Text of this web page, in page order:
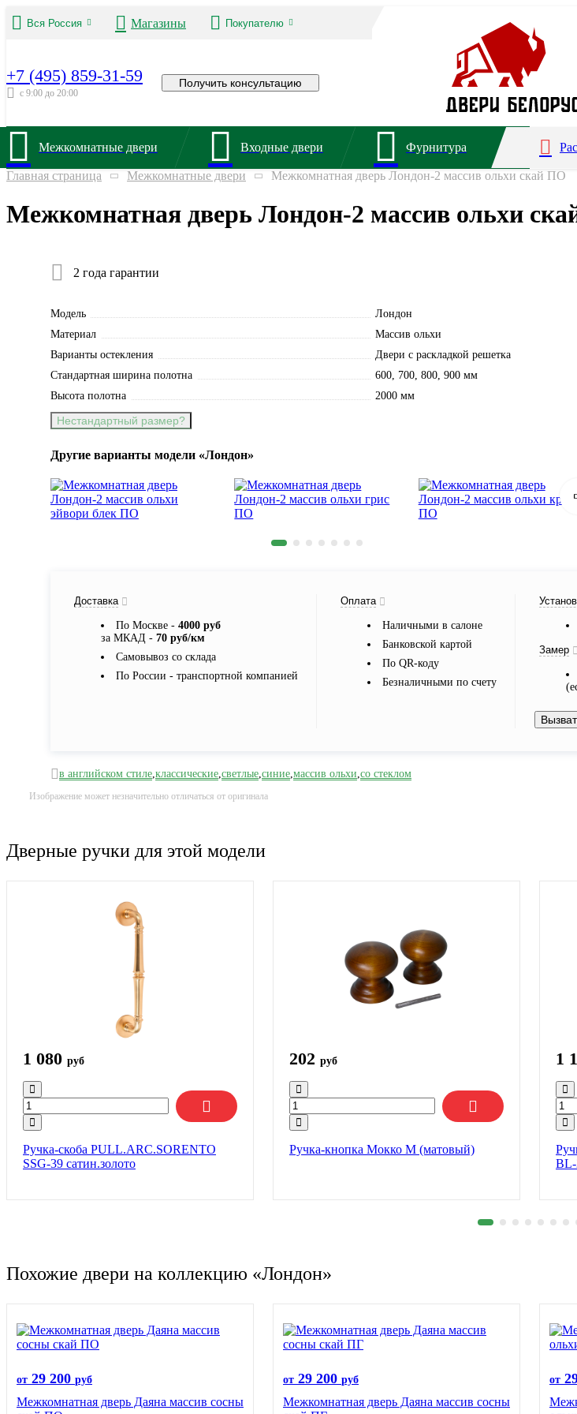
Вся Россия Магазины Покупателю
+7 (495) 859-31-59
с 9:00 до 20:00
Получить консультацию
Межкомнатные двери Входные двери Фурнитура
Главная страница Межкомнатные двери Межкомнатная дверь Лондон-2 массив ольхи скай ПО
Межкомнатная дверь Лондон-2 массив ольхи
2 года гарантии
Модель
Лондон
Материал
Массив ольхи
Варианты остекления
Двери с раскладкой решетка
Стандартная ширина полотна
600, 700, 800, 900 мм
Высота полотна
2000 мм
Нестандартный размер?
Другие варианты модели «Лондон»
Доставка
По Москве - 4000 руб
за МКАД - 70 руб/км
Самовывоз со склада
По России - транспортной компанией
Оплата
Наличными в салоне
Банковской картой
По QR-коду
Безналичными по счету
Замер
в английском стиле,классические,светлые,синие,массив ольхи,со стеклом
Изображение может незначительно отличаться от оригинала
Дверные ручки для этой модели
1 080 руб
Ручка-скоба PULL.ARC.SORENTO
SSG-39 сатин.золото
202 руб
Ручка-кнопка Мокко М (матовый)
1
Похожие двери на коллекцию «Лондон»
от 29 200 руб
Межкомнатная дверь Даяна массив сосны
от 29 200 руб
Межкомнатная дверь Даяна массив сосны
от